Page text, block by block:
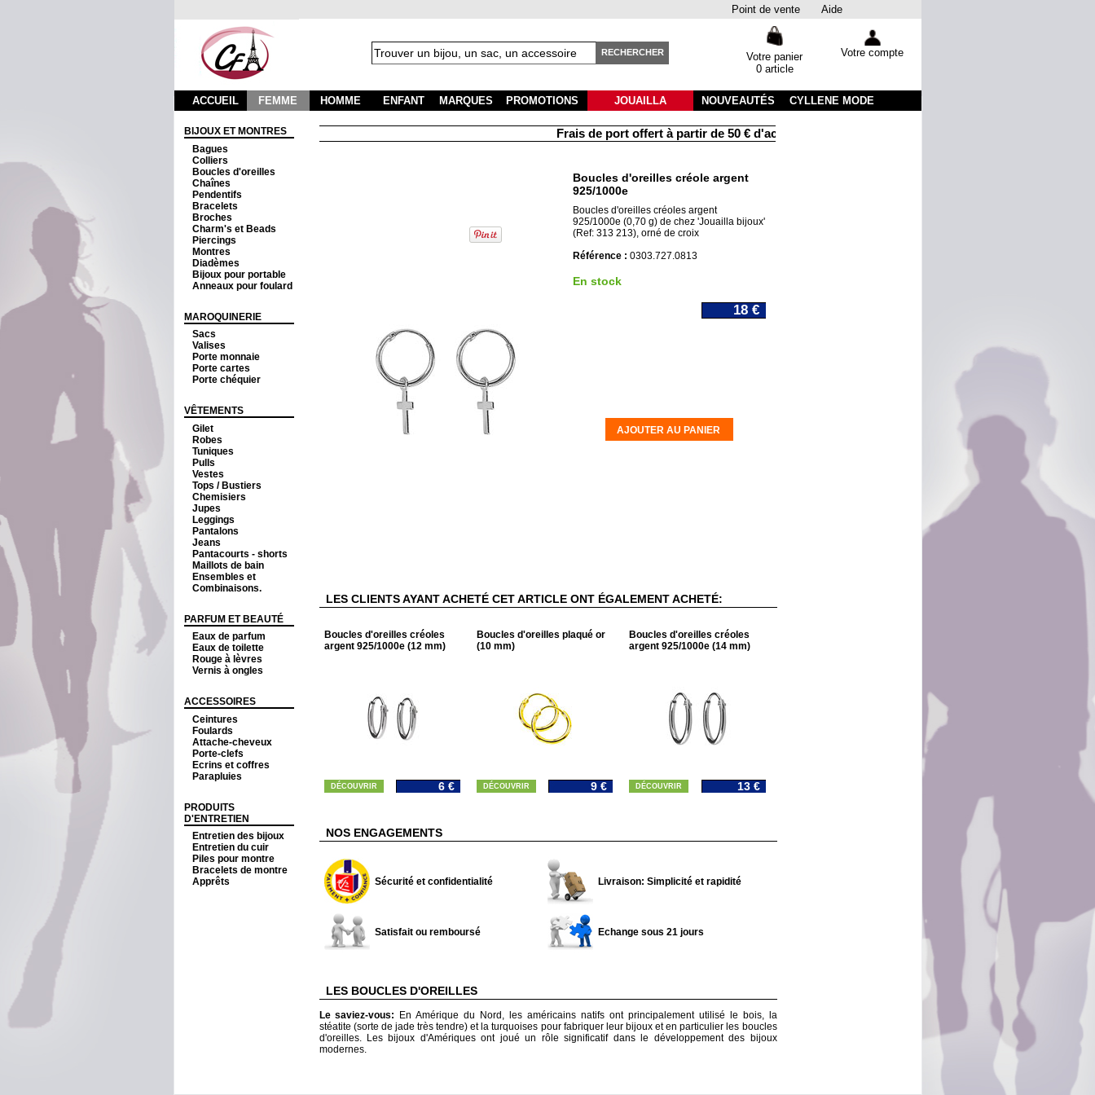
Point de vente Aide
RECHERCHER
Votre panier
0 article
Votre compte
ACCUEIL FEMME HOMME ENFANT MARQUES PROMOTIONS JOUAILLA NOUVEAUTÉS CYLLENE MODE
BIJOUX ET MONTRES
Bagues
Colliers
Boucles d'oreilles
Chaînes
Pendentifs
Bracelets
Broches
Charm's et Beads
Piercings
Montres
Diadèmes
Bijoux pour portable
Anneaux pour foulard
MAROQUINERIE
Sacs
Valises
Porte monnaie
Porte cartes
Porte chéquier
VÊTEMENTS
Gilet
Robes
Tuniques
Pulls
Vestes
Tops / Bustiers
Chemisiers
Jupes
Leggings
Pantalons
Jeans
Pantacourts - shorts
Maillots de bain
Ensembles et
Combinaisons.
PARFUM ET BEAUTÉ
Eaux de parfum
Eaux de toilette
Rouge à lèvres
Vernis à ongles
ACCESSOIRES
Ceintures
Foulards
Attache-cheveux
Porte-clefs
Ecrins et coffres
Parapluies
PRODUITS
D'ENTRETIEN
Entretien des bijoux
Entretien du cuir
Piles pour montre
Bracelets de montre
Apprêts
Frais de port offert à partir de 50 € d'achats
Boucles d'oreilles créole argent
925/1000e
Boucles d'oreilles créoles argent
925/1000e (0,70 g) de chez 'Jouailla bijoux'
(Ref: 313 213), orné de croix
Référence : 0303.727.0813
En stock
18 €
AJOUTER AU PANIER
LES CLIENTS AYANT ACHETÉ CET ARTICLE ONT ÉGALEMENT ACHETÉ:
Boucles d'oreilles créoles
argent 925/1000e (12 mm)
DÉCOUVRIR 6 €
Boucles d'oreilles plaqué or
(10 mm)
DÉCOUVRIR 9 €
Boucles d'oreilles créoles
argent 925/1000e (14 mm)
DÉCOUVRIR 13 €
NOS ENGAGEMENTS
Sécurité et confidentialité Livraison: Simplicité et rapidité
Satisfait ou remboursé Echange sous 21 jours
LES BOUCLES D'OREILLES
Le saviez-vous:
En Amérique du Nord, les américains natifs ont principalement utilisé le bois, la
stéatite (sorte de jade très tendre) et la turquoises pour fabriquer leur bijoux et en particulier les boucles
d'oreilles. Les bijoux d'Amériques ont joué un rôle significatif dans le développement des bijoux
modernes.